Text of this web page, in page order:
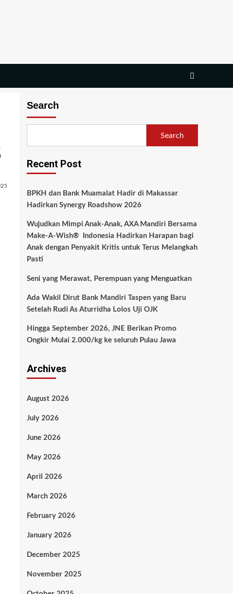
Search
Search
Recent Post
BPKH dan Bank Muamalat Hadir di Makassar
Hadirkan Synergy Roadshow 2026
Wujudkan Mimpi Anak-Anak, AXA Mandiri Bersama
Make-A-Wish® Indonesia Hadirkan Harapan bagi
Anak dengan Penyakit Kritis untuk Terus Melangkah
Pasti
Seni yang Merawat, Perempuan yang Menguatkan
Ada Wakil Dirut Bank Mandiri Taspen yang Baru
Setelah Rudi As Aturridha Lolos Uji OJK
Hingga September 2026, JNE Berikan Promo
Ongkir Mulai 2.000/kg ke seluruh Pulau Jawa
Archives
August 2026
July 2026
June 2026
May 2026
April 2026
March 2026
February 2026
January 2026
December 2025
November 2025